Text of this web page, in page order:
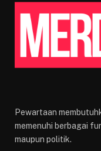
Pewartaan
memenuhi berbagai
maupun politik.